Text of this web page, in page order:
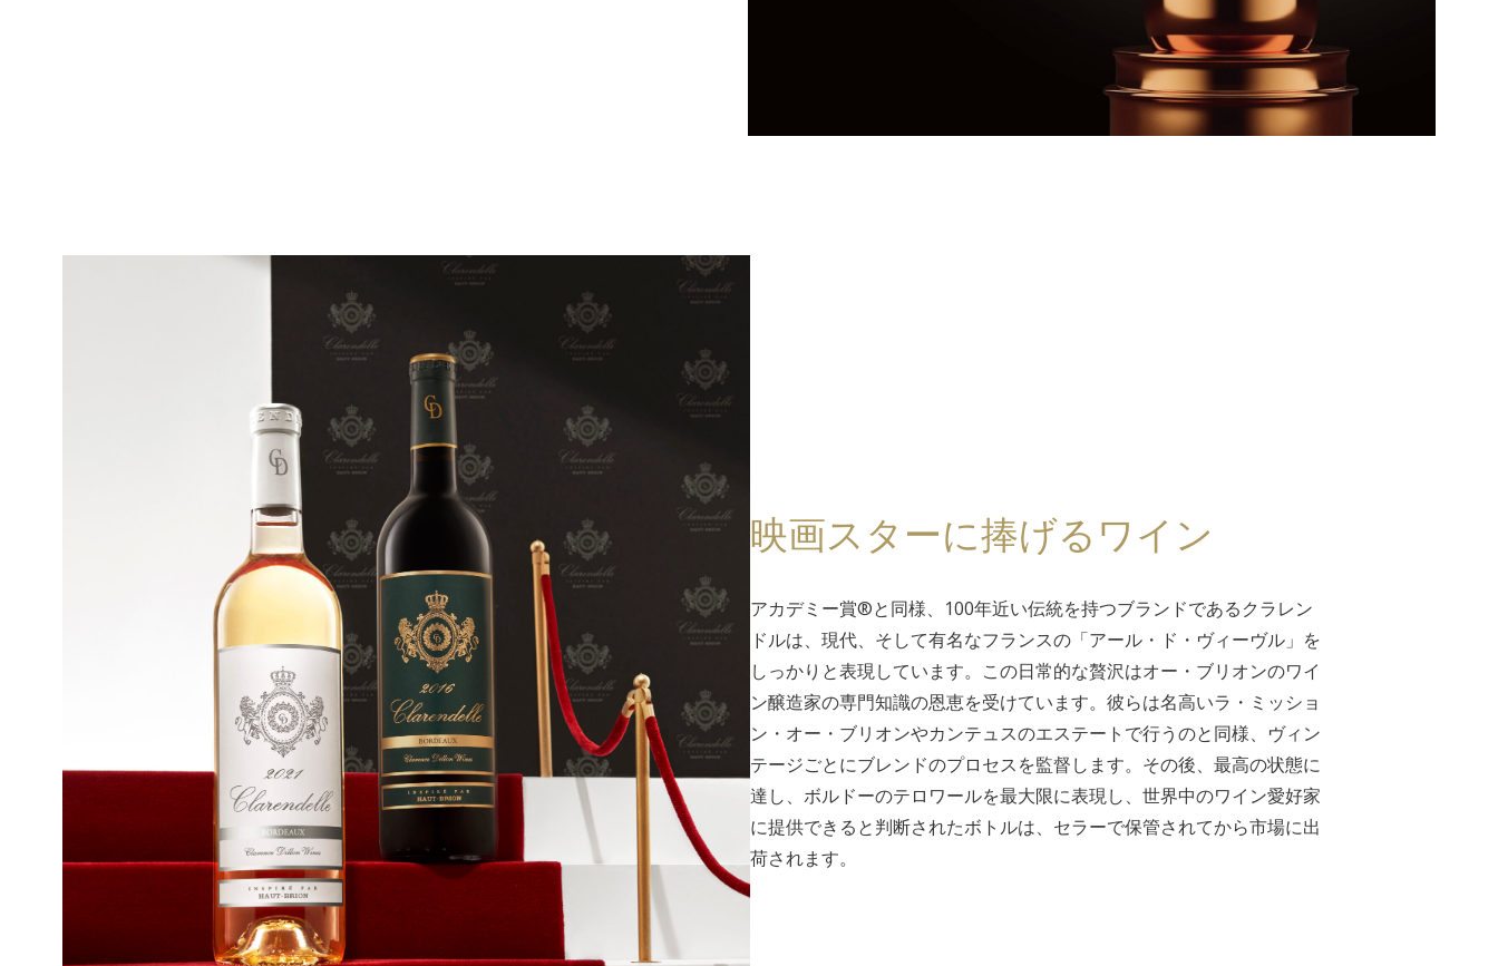
映画スターに捧げるワイン
アカデミー賞®と同様、100年近い伝統を持つブランドであるクラレン
ドルは、現代、そして有名なフランスの「アール・ド・ヴィーヴル」を
しっかりと表現しています。この日常的な贅沢はオー・ブリオンのワイ
ン醸造家の専門知識の恩恵を受けています。彼らは名高いラ・ミッショ
ン・オー・ブリオンやカンテュスのエステートで行うのと同様、ヴィン
テージごとにブレンドのプロセスを監督します。その後、最高の状態に
達し、ボルドーのテロワールを最大限に表現し、世界中のワイン愛好家
に提供できると判断されたボトルは、セラーで保管されてから市場に出
荷されます。